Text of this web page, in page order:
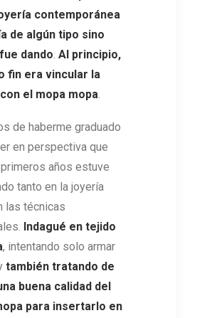
contemporánea
de algún tipo sino
dando Al principio,
fin era vincular la
el mopa mopa
de haberme graduado
en perspectiva que
años estuve
tanto en la joyería
las técnicas
Indagué en tejido
, intentando solo armar
también tratando de
buena calidad del
para insertarlo en